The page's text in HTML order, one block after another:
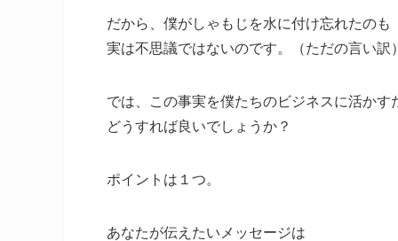
だから、僕がしゃもじを水に付け忘れたのも
実は不思議ではないのです。（ただの言い訳）
では、この事実を僕たちのビジネスに活かす
どうすれば良いでしょうか？
ポイントは１つ。
あなたが伝えたいメッセージは